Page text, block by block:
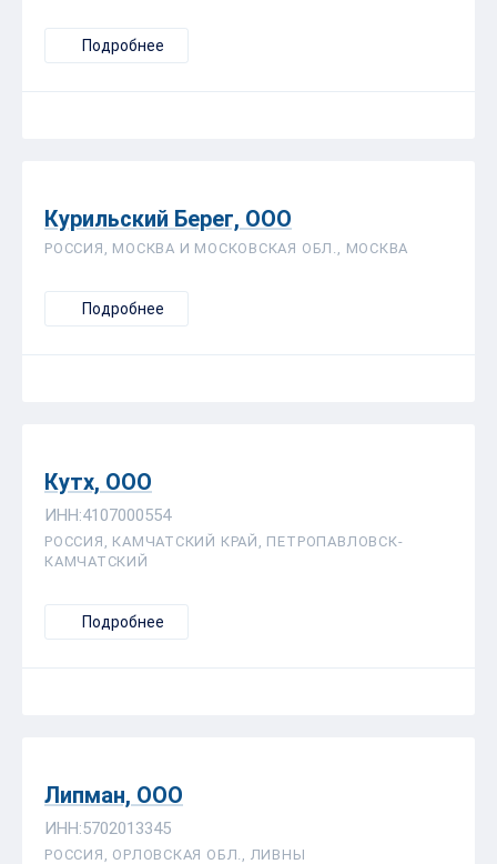
Подробнее
Курильский Берег, ООО
РОССИЯ, МОСКВА И МОСКОВСКАЯ ОБЛ., МОСКВА
Подробнее
Кутх, ООО
ИНН:4107000554
РОССИЯ, КАМЧАТСКИЙ КРАЙ, ПЕТРОПАВЛОВСК-
КАМЧАТСКИЙ
Подробнее
Липман, ООО
ИНН:5702013345
РОССИЯ, ОРЛОВСКАЯ ОБЛ., ЛИВНЫ